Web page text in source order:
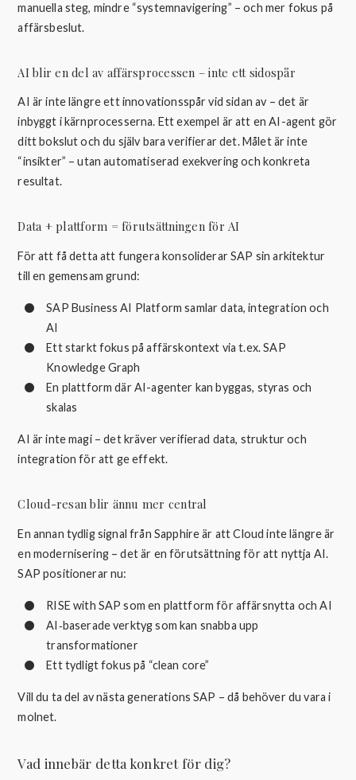
manuella steg, mindre “systemnavigering” – och mer fokus på
affärsbeslut.
AI blir en del av affärsprocessen – inte ett sidospår
AI är inte längre ett innovationsspår vid sidan av – det är
inbyggt i kärnprocesserna. Ett exempel är att en AI-agent gör
ditt bokslut och du själv bara verifierar det. Målet är inte
“insikter” – utan automatiserad exekvering och konkreta
resultat.
Data + plattform = förutsättningen för AI
För att få detta att fungera konsoliderar SAP sin arkitektur
till en gemensam grund:
SAP Business AI Platform samlar data, integration och
AI
Ett starkt fokus på affärskontext via t.ex. SAP
Knowledge Graph
En plattform där AI-agenter kan byggas, styras och
skalas
AI är inte magi – det kräver verifierad data, struktur och
integration för att ge effekt.
Cloud-resan blir ännu mer central
En annan tydlig signal från Sapphire är att Cloud inte längre är
en modernisering – det är en förutsättning för att nyttja AI.
SAP positionerar nu:
RISE with SAP som en plattform för affärsnytta och AI
AI‑baserade verktyg som kan snabba upp
transformationer
Ett tydligt fokus på “clean core”
Vill du ta del av nästa generations SAP – då behöver du vara i
molnet.
Vad innebär detta konkret för dig?